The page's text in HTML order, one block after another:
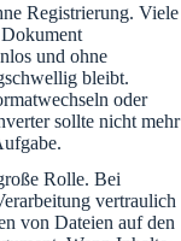
Registrierung. Viele
und ohne
bleibt.
oder
sollte nicht mehr
Rolle. Bei
vertraulich
von Dateien auf den